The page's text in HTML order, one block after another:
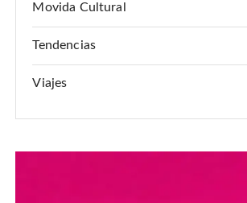
Movida Cultural
Tendencias
Viajes